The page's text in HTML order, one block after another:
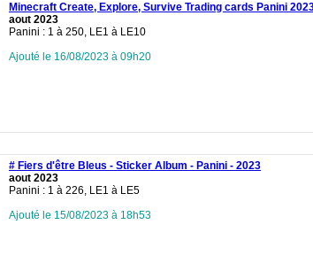
Minecraft Create, Explore, Survive Trading cards Panini
aout 2023
Panini : 1 à 250, LE1 à LE10
Ajouté le 16/08/2023 à 09h20
# Fiers d'être Bleus - Sticker Album - Panini - 2023
aout 2023
Panini : 1 à 226, LE1 à LE5
Ajouté le 15/08/2023 à 18h53